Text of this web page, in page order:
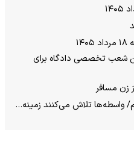
شعب تخصصی دادگاه برای
زن مسافر
واسطه‌ها تلاش می‌کنند زمینه‌…